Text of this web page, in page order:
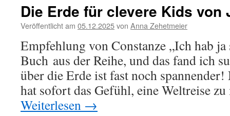
Die Erde für clevere Kids von
Veröffentlicht am 05.12.2025von Anna Zehetmeier
Empfehlung von Constanze „Ich hab
Buch aus der Reihe, und das fand ich
über die Erde ist fast noch
hat sofort das Gefühl, eine Weltreise
Weiterlesen →